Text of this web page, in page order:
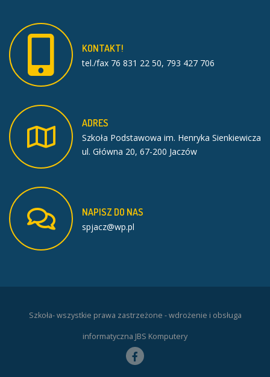
KONTAKT!
tel./fax 76 831 22 50, 793 427 706
ADRES
Szkoła Podstawowa im. Henryka Sienkiewicza
ul. Główna 20, 67-200 Jaczów
NAPISZDO NAS
spjacz@wp.pl
Szkoła- wszystkie prawa zastrzeżone - wdrożenie i obsługa
informatyczna JBS Komputery